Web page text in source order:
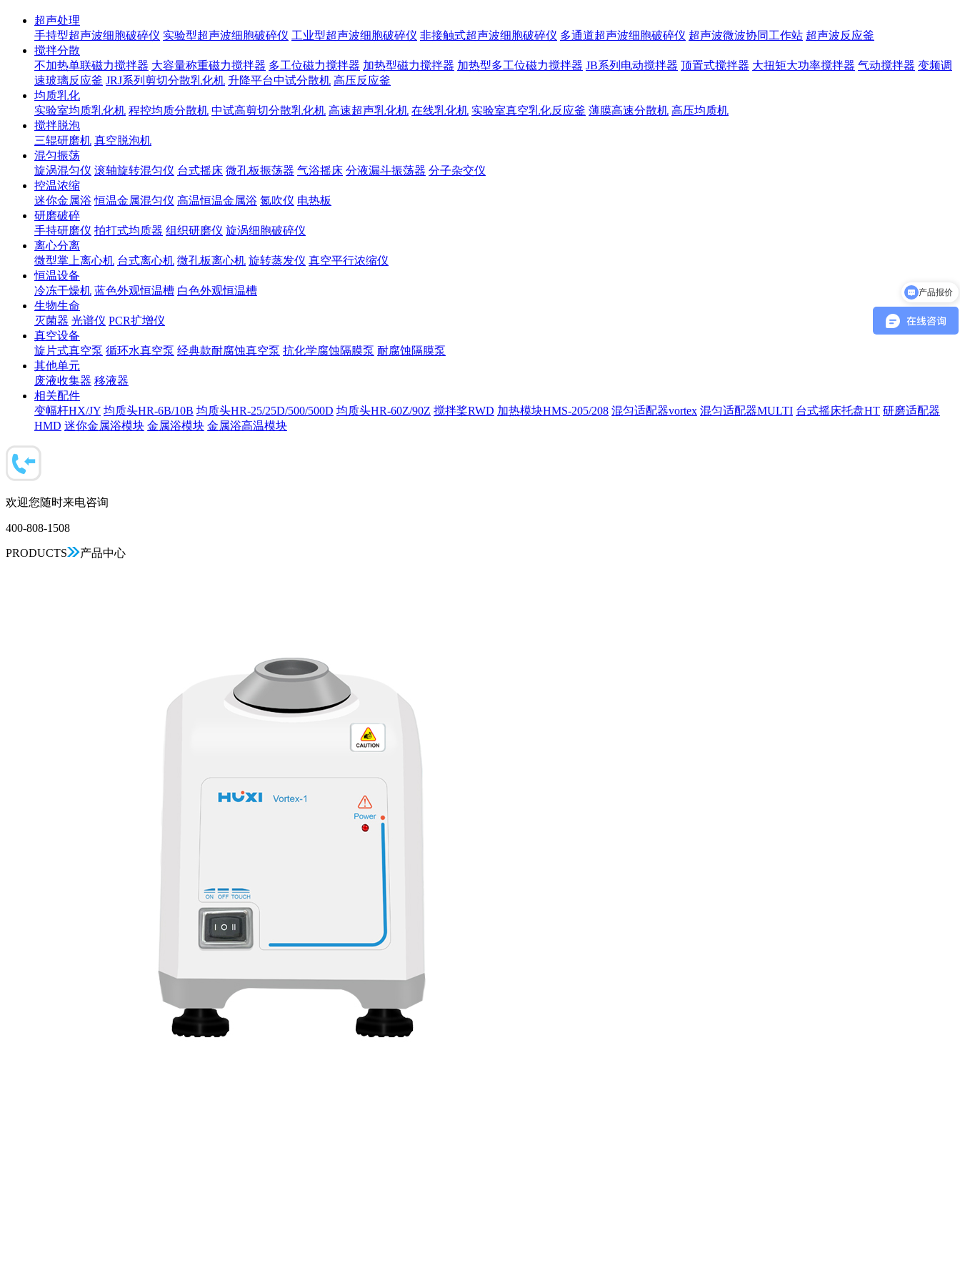
超声处理
手持型超声波细胞破碎仪 实验型超声波细胞破碎仪 工业型超声波细胞破碎仪 非接触式超声波细胞破碎仪 多通道超声波细胞破碎仪 超声波微波协同工作站 超声波反应釜
搅拌分散
不加热单联磁力搅拌器 大容量称重磁力搅拌器 多工位磁力搅拌器 加热型磁力搅拌器 加热型多工位磁力搅拌器 JB系列电动搅拌器 顶置式搅拌器 大扭矩大功率搅拌器 气动搅拌器 变频调
速玻璃反应釜 JRJ系列剪切分散乳化机 升降平台中试分散机 高压反应釜
均质乳化
实验室均质乳化机 程控均质分散机 中试高剪切分散乳化机 高速超声乳化机 在线乳化机 实验室真空乳化反应釜 薄膜高速分散机 高压均质机
搅拌脱泡
三辊研磨机 真空脱泡机
混匀振荡
旋涡混匀仪 滚轴旋转混匀仪 台式摇床 微孔板振荡器 气浴摇床 分液漏斗振荡器 分子杂交仪
控温浓缩
迷你金属浴 恒温金属混匀仪 高温恒温金属浴 氮吹仪 电热板
研磨破碎
手持研磨仪 拍打式均质器 组织研磨仪 旋涡细胞破碎仪
离心分离
微型掌上离心机 台式离心机 微孔板离心机 旋转蒸发仪 真空平行浓缩仪
恒温设备
冷冻干燥机 蓝色外观恒温槽 白色外观恒温槽
生物生命
灭菌器 光谱仪 PCR扩增仪
真空设备
旋片式真空泵 循环水真空泵 经典款耐腐蚀真空泵 抗化学腐蚀隔膜泵 耐腐蚀隔膜泵
其他单元
废液收集器 移液器
相关配件
变幅杆HX/JY 均质头HR-6B/10B 均质头HR-25/25D/500/500D 均质头HR-60Z/90Z 搅拌桨RWD 加热模块HMS-205/208 混匀适配器vortex 混匀适配器MULTI 台式摇床托盘HT 研磨适配器
HMD 迷你金属浴模块 金属浴模块 金属浴高温模块
欢迎您随时来电咨询
400-808-1508
PRODUCTS 产品中心
产品参数